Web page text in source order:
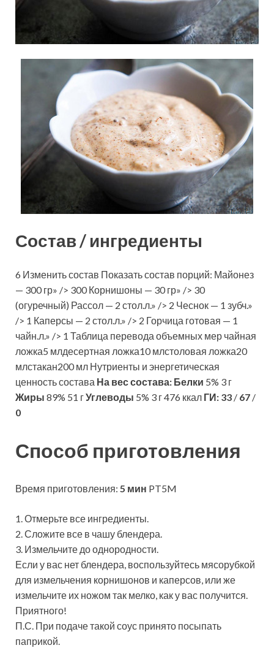
Состав / ингредиенты
6 Изменить состав Показать состав порций: Майонез
— 300 гр» /> 300 Корнишоны — 30 гр» /> 30
(огуречный) Рассол — 2 стол.л.» /> 2 Чеснок — 1 зубч.»
/> 1 Каперсы — 2 стол.л.» /> 2 Горчица готовая — 1
чайн.л.» /> 1 Таблица перевода объемных мер чайная
ложка5 млдесертная ложка10 млстоловая ложка20
млстакан200 мл Нутриенты и энергетическая
ценность состава На вес состава: Белки 5% 3 г
Жиры 89% 51 гУглеводы 5% 3 г 476 ккал ГИ: 33 / 67 /
0
Способ приготовления
Время приготовления: 5 мин PT5M
1. Отмерьте все ингредиенты.
2. Сложите все в чашу блендера.
3. Измельчите до однородности.
Если у вас нет блендера, воспользуйтесь мясорубкой
для измельчения корнишонов и каперсов, или же
измельчите их ножом так мелко, как у вас получится.
Приятного!
П.С. При подаче такой соус принято посыпать
паприкой.